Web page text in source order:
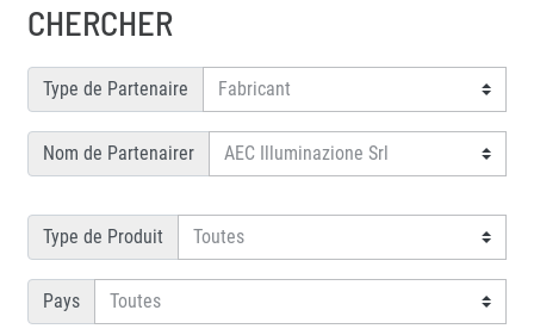
CHERCHER
Type de Partenaire
Nom de Partenairer
Type de Produit
Pays